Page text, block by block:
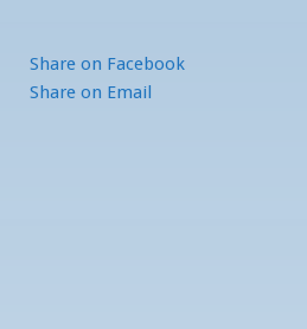
Share on Facebook
Share on Email